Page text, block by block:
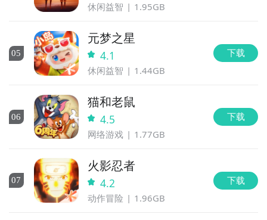
休闲益智 1.95GB
05
元梦之星
4.1
休闲益智 1.44GB
下载
06
猫和老鼠
4.5
网络游戏 1.77GB
下载
07
火影忍者
4.2
动作冒险 1.96GB
下载